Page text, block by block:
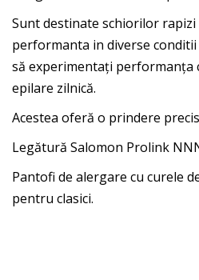
Sunt destinate schiorilor rapizi
performanta in diverse conditii
să experimentați performanța
epilare zilnică.
Acestea oferă o prindere
Legătură Salomon Prolink
Pantofi de alergare cu curele
pentru clasici.